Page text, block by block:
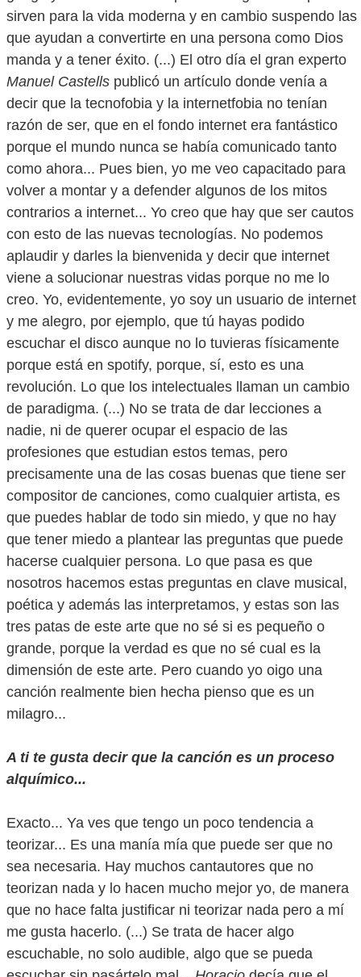
sirven para la vida moderna y en cambio suspendo las
que ayudan a convertirte en una persona como Dios
manda y a tener éxito. (...) El otro día el gran experto
Manuel Castells publicó un artículo donde venía a
decir que la tecnofobia y la internetfobia no tenían
razón de ser, que en el fondo internet era fantástico
porque el mundo nunca se había comunicado tanto
como ahora... Pues bien, yo me veo capacitado para
volver a montar y a defender algunos de los mitos
contrarios a internet... Yo creo que hay que ser cautos
con esto de las nuevas tecnologías. No podemos
aplaudir y darles la bienvenida y decir que internet
viene a solucionar nuestras vidas porque no me lo
creo. Yo, evidentemente, yo soy un usuario de internet
y me alegro, por ejemplo, que tú hayas podido
escuchar el disco aunque no lo tuvieras físicamente
porque está en spotify, porque, sí, esto es una
revolución. Lo que los intelectuales llaman un cambio
de paradigma. (...) No se trata de dar lecciones a
nadie, ni de querer ocupar el espacio de las
profesiones que estudian estos temas, pero
precisamente una de las cosas buenas que tiene ser
compositor de canciones, como cualquier artista, es
que puedes hablar de todo sin miedo, y que no hay
que tener miedo a plantear las preguntas que puede
hacerse cualquier persona. Lo que pasa es que
nosotros hacemos estas preguntas en clave musical,
poética y además las interpretamos, y estas son las
tres patas de este arte que no sé si es pequeño o
grande, porque la verdad es que no sé cual es la
dimensión de este arte. Pero cuando yo oigo una
canción realmente bien hecha pienso que es un
milagro...
A ti te gusta decir que la canción es un proceso
alquímico...
Exacto... Ya ves que tengo un poco tendencia a
teorizar... Es una manía mía que puede ser que no
sea necesaria. Hay muchos cantautores que no
teorizan nada y lo hacen mucho mejor yo, de manera
que no hace falta justificar ni teorizar nada pero a mí
me gusta hacerlo. (...) Se trata de hacer algo
escuchable, no solo audible, algo que se pueda